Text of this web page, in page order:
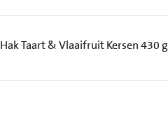
Hak Taart & Vlaaifruit Kersen 430 g